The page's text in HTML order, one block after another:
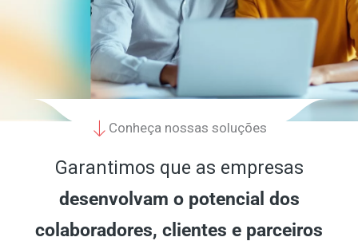
Conheça nossas soluções
Garantimos que as empresas
desenvolvam o potencial dos
colaboradores, clientes e parceiros